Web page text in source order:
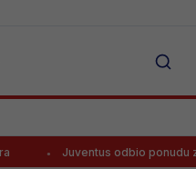
Juventus odbio ponudu za